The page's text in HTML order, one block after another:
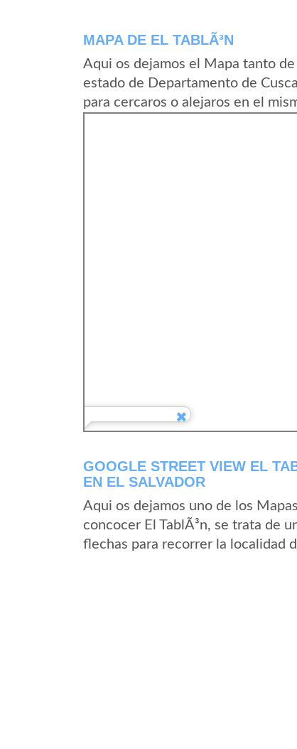
MAPA DE EL TABLÃ³N
Aqui os dejamos el Mapa tanto
estado de Departamento de
para cercaros o alejaros en el
GOOGLE STREET VIEW EL
EN EL SALVADOR
Aqui os dejamos uno de los
concocer El TablÃ³n, se trata de
flechas para recorrer la localidad